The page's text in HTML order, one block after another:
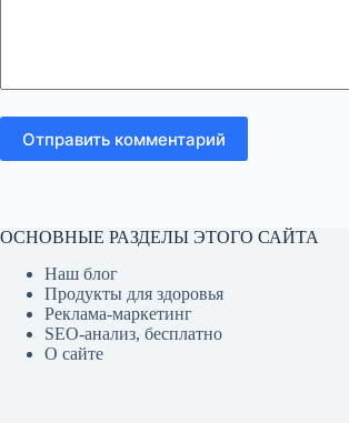
Отправить комментарий
ОСНОВНЫЕ РАЗДЕЛЫ ЭТОГО САЙТА
Наш блог
Продукты для здоровья
Реклама-маркетинг
SEO-анализ, бесплатно
О сайте